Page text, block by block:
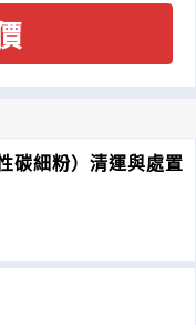
碳細粉）清運與處置